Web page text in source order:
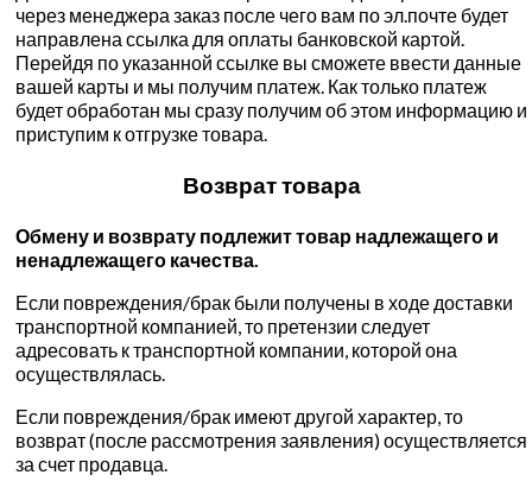
через менеджера заказ после чего вам по эл.почте будет
направлена ссылка для оплаты банковской картой.
Перейдя по указанной ссылке вы сможете ввести данные
вашей карты и мы получим платеж. Как только платеж
будет обработан мы сразу получим об этом информацию и
приступим к отгрузке товара.
Возврат товара
Обмену и возврату подлежит товар надлежащего и
ненадлежащего качества.
Если повреждения/брак были получены в ходе доставки
транспортной компанией, то претензии следует
адресовать к транспортной компании, которой она
осуществлялась.
Если повреждения/брак имеют другой характер, то
возврат (после рассмотрения заявления) осуществляется
за счет продавца.